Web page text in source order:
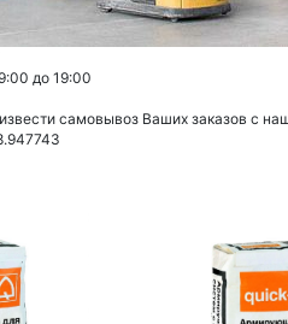
до 19:00
самовывоз Ваших заказов с